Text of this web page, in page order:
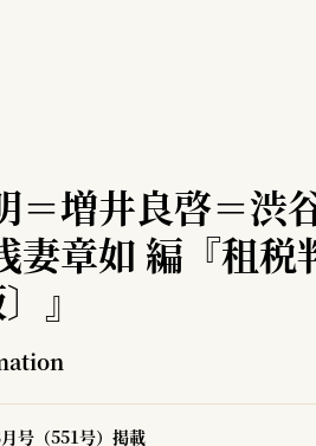
＝増井良啓＝
妻章如 編『租税
』
号（551号）掲載